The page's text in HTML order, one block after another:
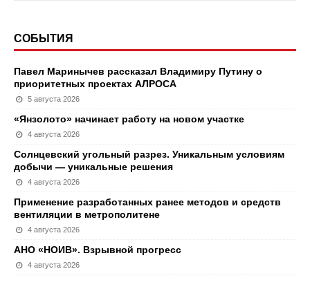
СОБЫТИЯ
Павел Маринычев рассказал Владимиру Путину о
приоритетных проектах АЛРОСА
5 августа 2026
«Янзолото» начинает работу на новом участке
4 августа 2026
Солнцевский угольный разрез. Уникальным условиям
добычи — уникальные решения
4 августа 2026
Применение разработанных ранее методов и средств
вентиляции в метрополитене
4 августа 2026
АНО «НОИВ». Взрывной прогресс
4 августа 2026